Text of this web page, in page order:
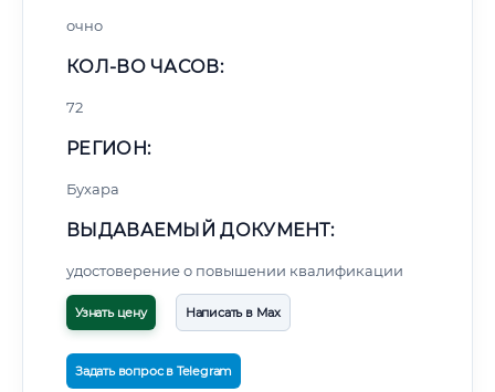
очно
КОЛ-ВО ЧАСОВ:
72
РЕГИОН:
Бухара
ВЫДАВАЕМЫЙ ДОКУМЕНТ:
удостоверение о повышении квалификации
Узнать цену Написать в Max
Задать вопрос в Telegram